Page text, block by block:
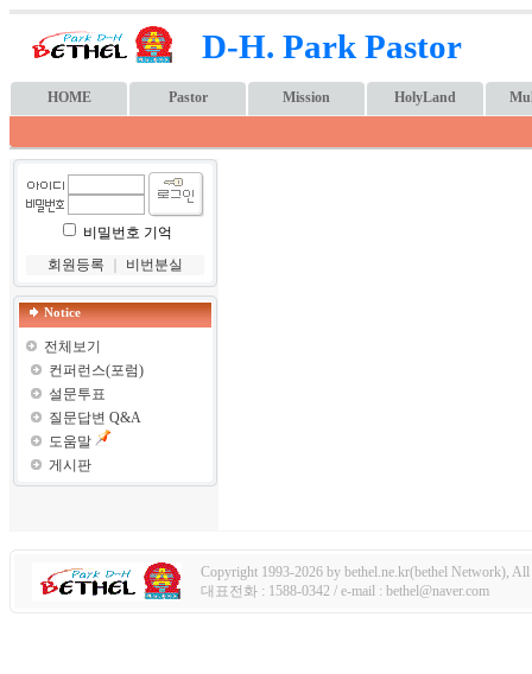
D-H. Park Pastor
HOME Pastor Mission HolyLand
비밀번호 기억
회원등록
비번분실
Notice
전체보기
컨퍼런스(포럼)
설문투표
질문답변 Q&A
도움말
게시판
Copyright 1993-2026 by bethel.ne.kr(bethel Network), All
대표전화 : 1588-0342 / e-mail : bethel@naver.com